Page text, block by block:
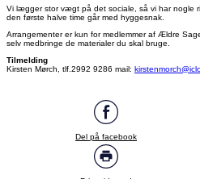
Vi lægger stor vægt på det sociale, så vi har nogle
den første halve time går med hyggesnak.
Arrangementer er kun for medlemmer af Ældre
selv medbringe de materialer du skal bruge.
Tilmelding
Kirsten Mørch, tlf.2992 9286 mail:
Del på facebook